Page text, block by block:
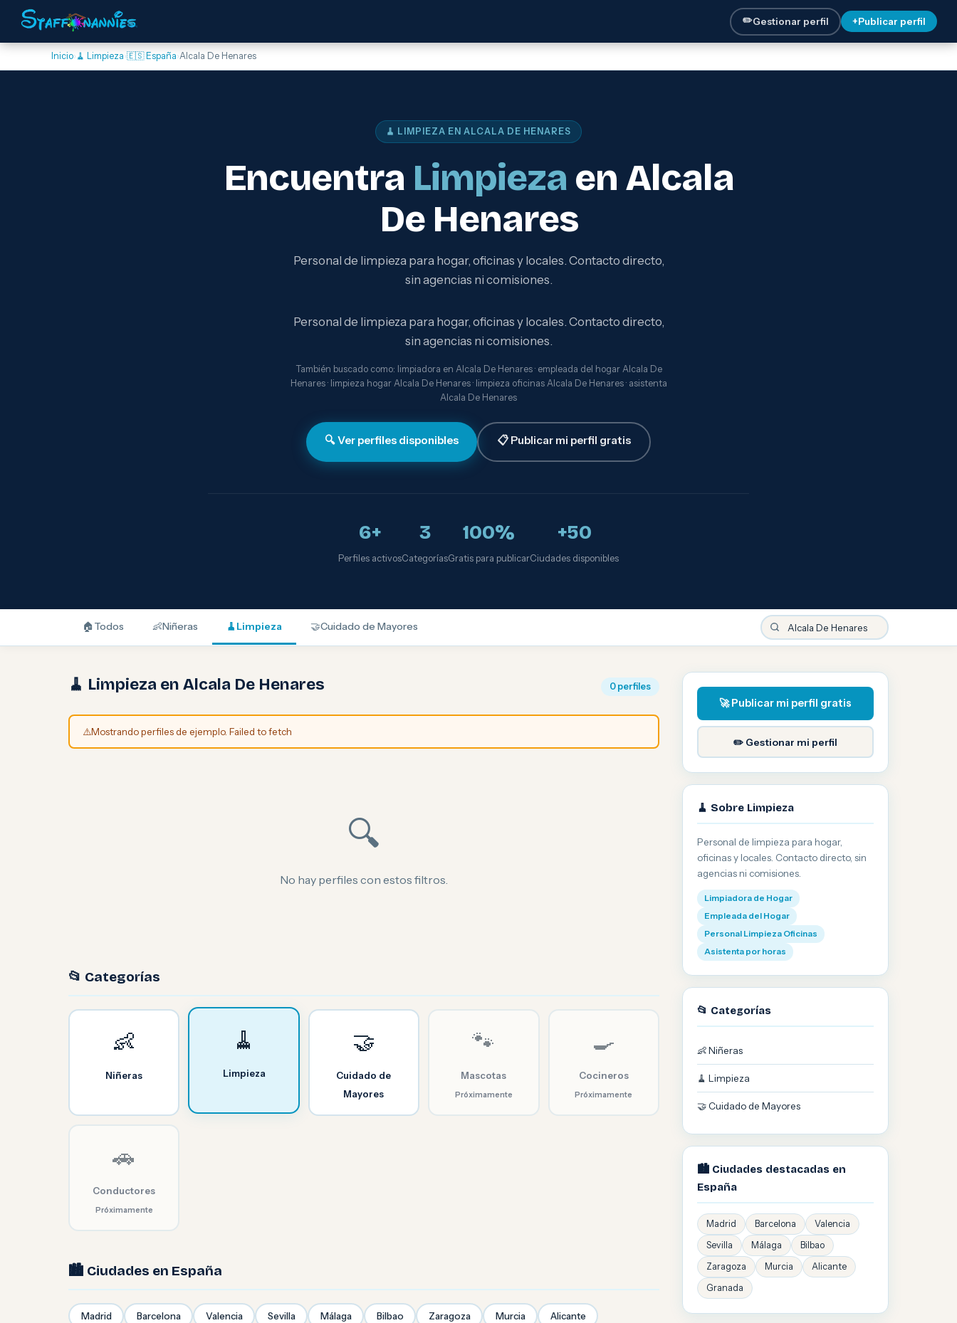
✏️Gestionar perfil +Publicar perfil
Inicio› 🧹 Limpieza›🇪🇸 España›Alcala De Henares
🧹 LIMPIEZA EN ALCALA DE HENARES
Encuentra Limpieza en Alcala
De Henares
Personal de limpieza para hogar, oficinas y locales. Contacto directo,
sin agencias ni comisiones.
Personal de limpieza para hogar, oficinas y locales. Contacto directo,
sin agencias ni comisiones.
También buscado como: limpiadora en Alcala De Henares · empleada del hogar Alcala De
Henares · limpieza hogar Alcala De Henares · limpieza oficinas Alcala De Henares · asistenta
Alcala De Henares
🔍 Ver perfiles disponibles 📋 Publicar mi perfil gratis
6+
Perfiles activos
3
Categorías
100%
Gratis para publicar
+50
Ciudades disponibles
🏠 Todos 👶Niñeras 🧹 Limpieza 🤝Cuidado de Mayores
🧹 Limpieza en Alcala De Henares 0 perfiles
⚠️Mostrando perfiles de ejemplo. Failed to fetch
🔍
No hay perfiles con estos filtros.
📂 Categorías
👶
Niñeras
🧹
Limpieza
🤝
Cuidado de
Mayores
🐾
Mascotas
Próximamente
🍳
Cocineros
Próximamente
🚗
Conductores
Próximamente
🏙️ Ciudades en España
Madrid Barcelona Valencia Sevilla Málaga Bilbao Zaragoza Murcia Alicante
🚀 Publicar mi perfil gratis
✏️ Gestionar mi perfil
🧹 Sobre Limpieza
Personal de limpieza para hogar,
oficinas y locales. Contacto directo, sin
agencias ni comisiones.
Limpiadora de Hogar
Empleada del Hogar
Personal Limpieza Oficinas
Asistenta por horas
📂 Categorías
👶 Niñeras
🧹 Limpieza
🤝 Cuidado de Mayores
🏙️ Ciudades destacadas en
España
Madrid Barcelona
Valencia
Sevilla
Málaga
Bilbao
Zaragoza
Murcia
Alicante
Granada